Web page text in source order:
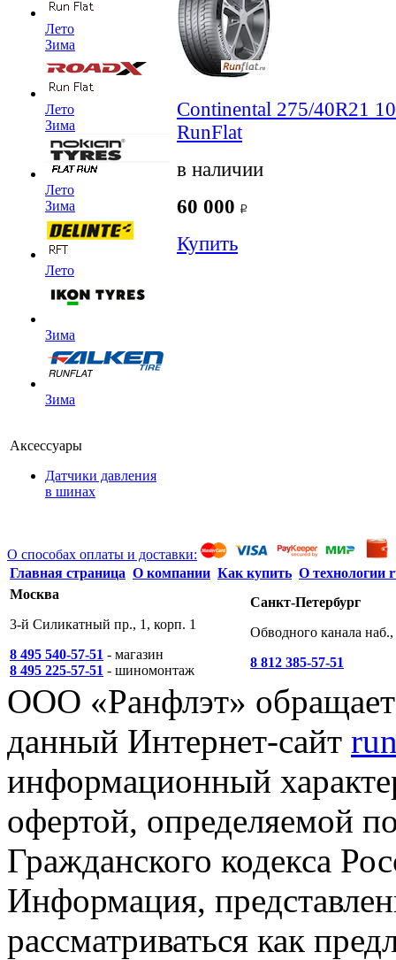
Лето
Зима
Лето
Зима
Лето
Зима
Лето
Зима
Зима
Аксессуары
Датчики давления
в шинах
Continental 275/40R21
RunFlat
в наличии
60 000
Купить
О способах оплаты и доставки:
Главная страница О компании Как купить О технологии
Москва
3-й Силикатный пр., 1, корп. 1
8 495 540-57-51 - магазин
8 495 225-57-51 - шиномонтаж
Санкт-Петербург
Обводного канала
8 812 385-57-51
ООО «Ранфлэт»
данный Интернет-сайт
информационный
офертой, определяемой
Гражданского кодекса
Информация,
рассматриваться как